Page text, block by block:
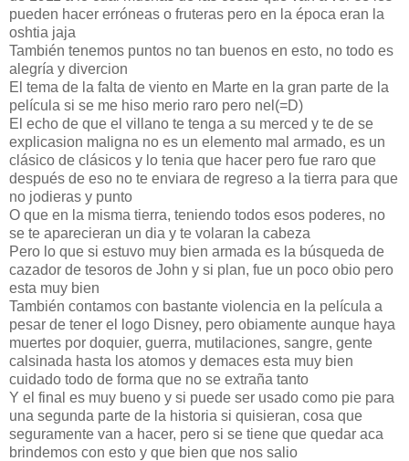
pueden hacer erróneas o fruteras pero en la época eran la
oshtia jaja
También tenemos puntos no tan buenos en esto, no todo es
alegría y divercion
El tema de la falta de viento en Marte en la gran parte de la
película si se me hiso merio raro pero nel(=D)
El echo de que el villano te tenga a su merced y te de se
explicasion maligna no es un elemento mal armado, es un
clásico de clásicos y lo tenia que hacer pero fue raro que
después de eso no te enviara de regreso a la tierra para que
no jodieras y punto
O que en la misma tierra, teniendo todos esos poderes, no
se te aparecieran un dia y te volaran la cabeza
Pero lo que si estuvo muy bien armada es la búsqueda de
cazador de tesoros de John y si plan, fue un poco obio pero
esta muy bien
También contamos con bastante violencia en la película a
pesar de tener el logo Disney, pero obiamente aunque haya
muertes por doquier, guerra, mutilaciones, sangre, gente
calsinada hasta los atomos y demaces esta muy bien
cuidado todo de forma que no se extraña tanto
Y el final es muy bueno y si puede ser usado como pie para
una segunda parte de la historia si quisieran, cosa que
seguramente van a hacer, pero si se tiene que quedar aca
brindemos con esto y que bien que nos salio